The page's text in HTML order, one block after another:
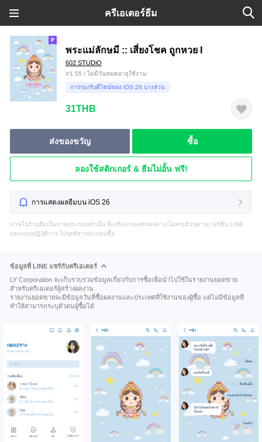
ครีเอเตอร์ธีม
พระแม่ลักษมี :: เสี่ยงโชค ถูกหวย I
602 STUDiO
V1.55 / ไม่มีวันหมดอายุใช้งาน
การรองรับดีไซน์ของ iOS 26 บางส่วน
31THB
ส่งของขวัญ ซื้อ
ลองใช้สติกเกอร์ & ธีมไม่อั้น ฟรี!
การแสดงผลธีมบน iOS 26
ภาพในร้านธีมเป็นภาพประกอบเท่านั้น ธีมจริงอาจแสดงผลต่าง/ไม่ครบถ้วนตามเวอร์ชัน LINE
และระบบปฏิบัติการ โปรดพิจารณาก่อนซื้อ
ข้อมูลที่ LINE แชร์กับครีเอเตอร์
LY Corporation จะเก็บรวบรวมข้อมูลเกี่ยวกับการซื้อเพื่อนำไปใช้ในรายงานยอดขาย
สำหรับครีเอเตอร์ผู้สร้างผลงาน
รายงานยอดขายจะมีข้อมูลวันที่ซื้อผลงานและประเทศที่ใช้งานของผู้ซื้อ แต่ไม่มีข้อมูลที่
ทำให้สามารถระบุตัวตนผู้ซื้อได้